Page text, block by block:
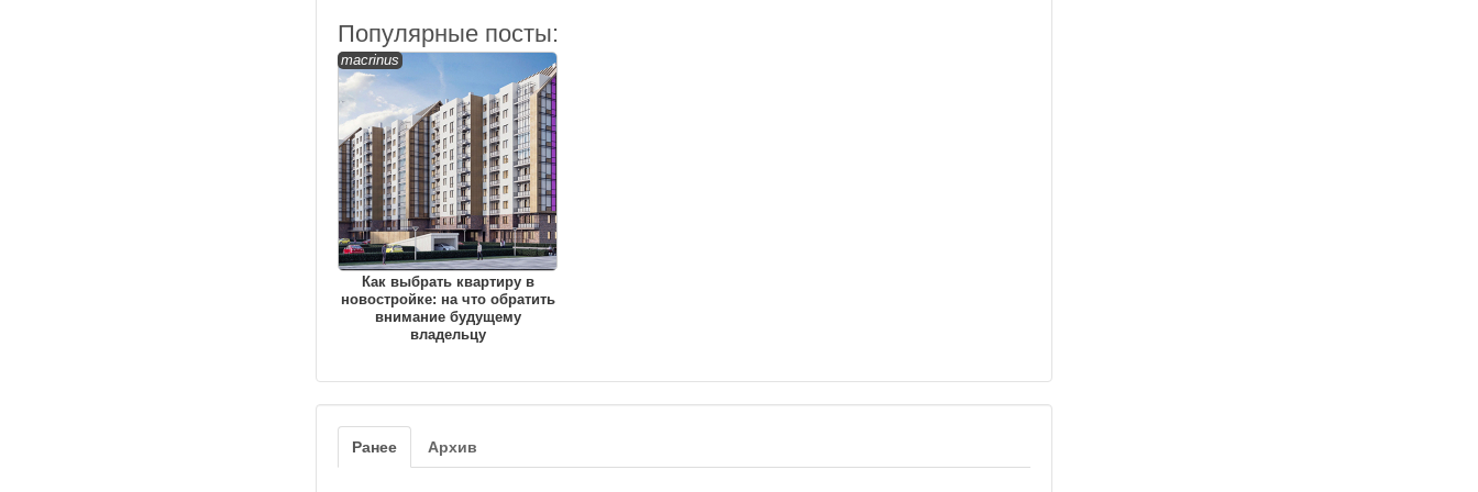
Популярные посты:
macrinus
Как выбрать квартиру в
новостройке: на что обратить
внимание будущему
владельцу
Ранее Архив